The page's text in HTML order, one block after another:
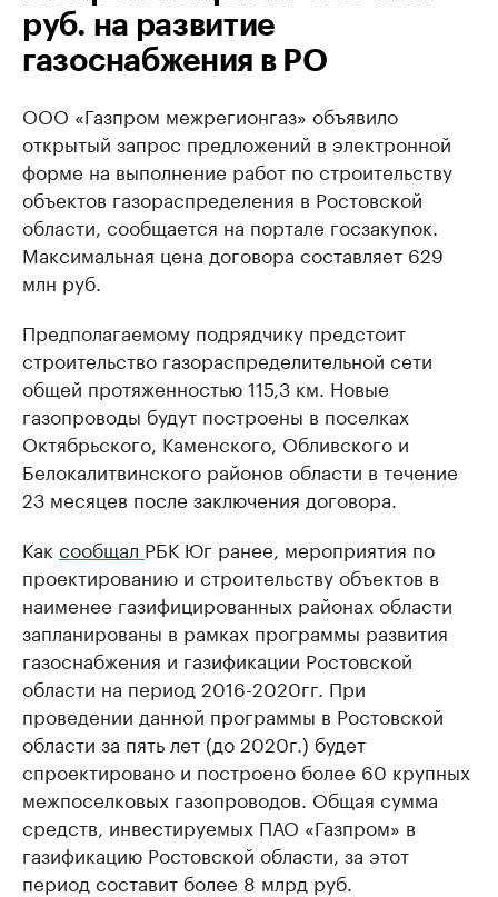
руб. на развитие
газоснабжения в РО
ООО «Газпром межрегионгаз» объявило
открытый запрос предложений в электронной
форме на выполнение работ по строительству
объектов газораспределения в Ростовской
области, сообщается на портале госзакупок.
Максимальная цена договора составляет 629
млн руб.
Предполагаемому подрядчику предстоит
строительство газораспределительной сети
общей протяженностью 115,3 км. Новые
газопроводы будут построены в поселках
Октябрьского, Каменского, Обливского и
Белокалитвинского районов области в течение
23 месяцев после заключения договора.
Как сообщал РБК Юг ранее, мероприятия по
проектированию и строительству объектов в
наименее газифицированных районах области
запланированы в рамках программы развития
газоснабжения и газификации Ростовской
области на период 2016-2020гг. При
проведении данной программы в Ростовской
области за пять лет (до 2020г.) будет
спроектировано и построено более 60 крупных
межпоселковых газопроводов. Общая сумма
средств, инвестируемых ПАО «Газпром» в
газификацию Ростовской области, за этот
период составит более 8 млрд руб.